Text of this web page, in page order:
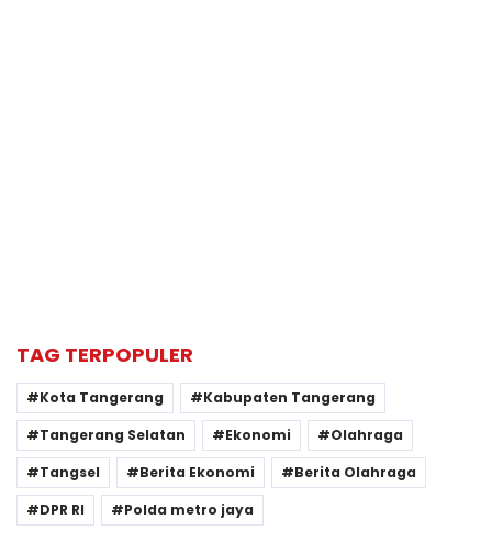
TAG TERPOPULER
Kota Tangerang
Kabupaten Tangerang
Tangerang Selatan
Ekonomi
Olahraga
Tangsel
Berita Ekonomi
Berita Olahraga
DPR RI
Polda metro jaya